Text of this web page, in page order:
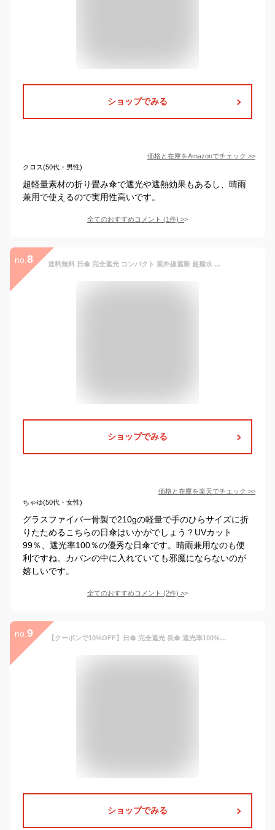
ショップでみる
価格と在庫をAmazonでチェック >>
クロス(50代・男性)
超軽量素材の折り畳み傘で遮光や遮熱効果もあるし、晴雨
兼用で使えるので実用性高いです。
全てのおすすめコメント (1件) >
no. 8 送料無料 日傘 完全遮光 コンパクト 紫外線遮断 超撥水 晴雨兼用 遮熱 折りたたみ 傘 メンズ レディース 高強度グラスファイバー 携帯便利 超軽量 UVカット99% 遮光率100% UPF50+ 高強度グラスファイバー 6本骨 日焼け防止 耐風 携帯便利
ショップでみる
価格と在庫を楽天でチェック >>
ちゃゆ(50代・女性)
グラスファイバー骨製で210gの軽量で手のひらサイズに折
りたためるこちらの日傘はいかがでしょう？UVカット
99％、遮光率100％の優秀な日傘です。晴雨兼用なのも便
利ですね。カバンの中に入れていても邪魔にならないのが
嬉しいです。
全てのおすすめコメント (2件) >
no. 9 【クーポンで10%OFF】日傘 完全遮光 長傘 遮光率100% バンブーハンドル レディース 晴雨兼用 UVカット99.9% UPF50+ 深張り 母の日 プレゼント ギフト 持ち手 竹 バンブー フリル
ショップでみる